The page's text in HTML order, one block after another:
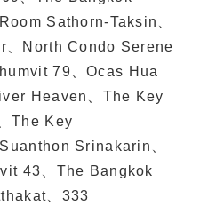
Sathorn-Taksin、
North Condo Serene
79、Ocas Hua
Heaven、The Key
The Key
Srinakarin、
43、The Bangkok
、333